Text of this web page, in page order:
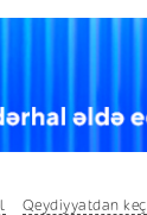
Qeydiyyatdan keç